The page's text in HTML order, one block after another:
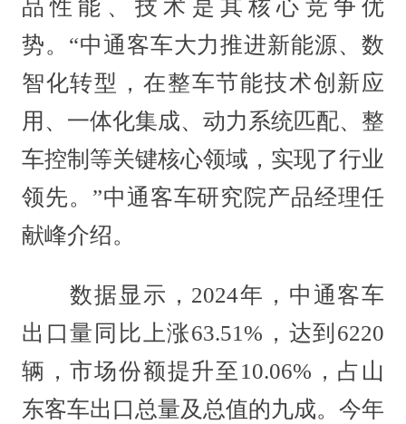
品性能、技术是其核心竞争优
势。“中通客车大力推进新能源、数
智化转型，在整车节能技术创新应
用、一体化集成、动力系统匹配、整
车控制等关键核心领域，实现了行业
领先。”中通客车研究院产品经理任
献峰介绍。
数据显示，2024年，中通客车
出口量同比上涨63.51%，达到6220
辆，市场份额提升至10.06%，占山
东客车出口总量及总值的九成。今年